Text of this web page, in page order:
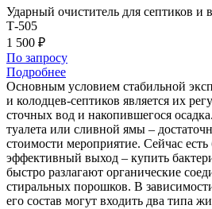
Ударный очиститель для септиков
Т-505
1 500 ₽
По запросу
Подробнее
Основным условием стабильной
и колодцев-септиков является их
сточных вод и накопившегося
туалета или сливной ямы –
стоимости мероприятие. Сейчас есть
эффективный выход – купить
быстро разлагают органические
стиральных порошков. В
его состав могут входить два типа